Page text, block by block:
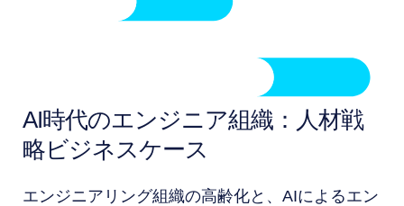
AI時代のエンジニア組織：人材戦
略ビジネスケース
エンジニアリング組織の高齢化と、AIによるエン